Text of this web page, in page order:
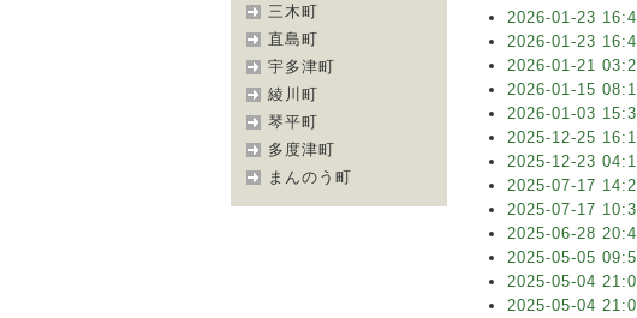
三木町
直島町
宇多津町
綾川町
琴平町
多度津町
まんのう町
2026-01-23
2026-01-23
2026-01-21
2026-01-15
2026-01-03
2025-12-25
2025-12-23
2025-07-17
2025-07-17
2025-06-28
2025-05-05
2025-05-04
2025-05-04